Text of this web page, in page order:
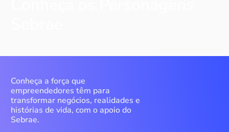
Conheça a força que
empreendedores têm para
transformar negócios, realidades e
histórias de vida, com o apoio do
Sebrae.